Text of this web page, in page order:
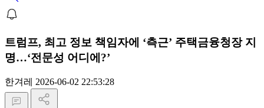
트럼프, 최고 정보 책임자에 ‘측근’ 주택금융청장 지
명…‘전문성 어디에?’
한겨레 2026-06-02 22:53:28